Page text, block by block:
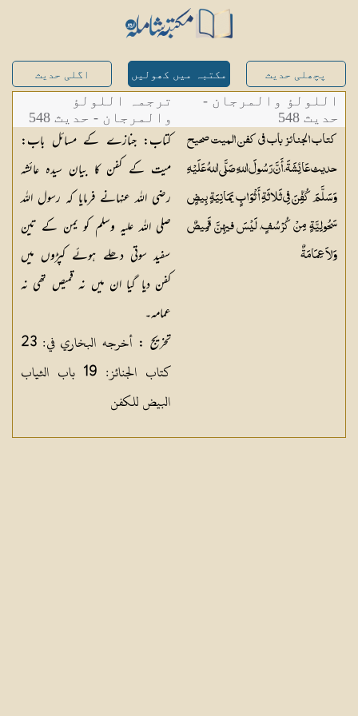
پچھلی حدیث مکتبہ میں کھولیں اگلی حدیث
اللولؤ والمرجان -
حدیث 548
كتاب الجنائز باب في كفن الميت صحيح
حديث عَائِشَةَ، أَنَّ رَسُولَ اللهِ صَلَّى اللهُ عَلَيْهِ
وَسَلَّمَ كُفِّنَ فِي ثَلاثَةِ أَثْوَابٍ يَمَانِيَةٍ بِيضٍ
سَحُولِيَّةٍ مِنْ كُرْسُفٍ، لَيْسَ فيهِنَّ قَمِيصٌ
وَلاَ عِمَامَةٌ
ترجمہ اللولؤ
والمرجان - حدیث 548
کتاب: جنازے کے مسائل باب:
میت کے کفن کا بیان سیدہ عائشہ
رضی اللہ عنہانے فرمایا کہ رسول اللہ
صلی اللہ علیہ وسلم کو یمن کے تین
سفید سوتی دھلے ہوئے کپڑوں میں
کفن دیا گیا ان میں نہ قمیص تھی نہ
عمامہ۔
تخریج :
أخرجه البخاري في: 23
كتاب الجنائز: 19 باب الثياب
البيض للكفن